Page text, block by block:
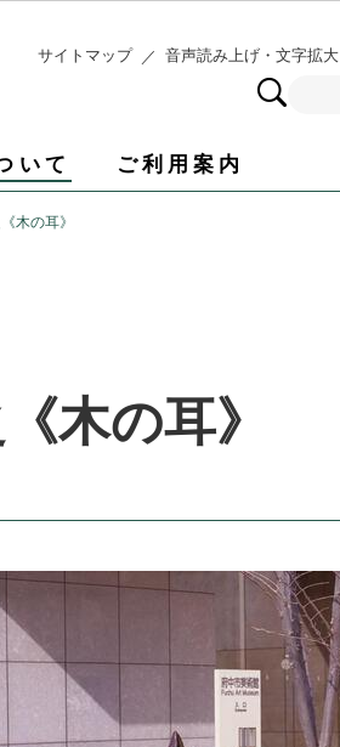
サイトマップ 音声読み上げ・文字拡大
いて ご利用案内
木の耳》
木の耳》